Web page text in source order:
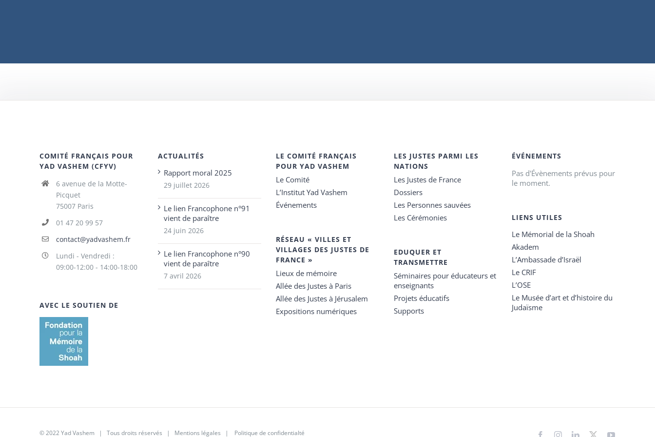
COMITÉ FRANÇAIS POUR
YAD VASHEM (CFYV)
6 avenue de la Motte-
Picquet
75007 Paris
01 47 20 99 57
contact@yadvashem.fr
Lundi - Vendredi :
09:00-12:00 - 14:00-18:00
AVEC LE SOUTIEN DE
ACTUALITÉS
Rapport moral 2025
29 juillet 2026
Le lien Francophone n°91
vient de paraître
24 juin 2026
Le lien Francophone n°90
vient de paraître
7 avril 2026
LE COMITÉ FRANÇAIS
POUR YAD VASHEM
Le Comité
L’Institut Yad Vashem
Événements
RÉSEAU « VILLES ET
VILLAGES DES JUSTES DE
FRANCE »
Lieux de mémoire
Allée des Justes à Paris
Allée des Justes à Jérusalem
Expositions numériques
LES JUSTES PARMI LES
NATIONS
Les Justes de France
Dossiers
Les Personnes sauvées
Les Cérémonies
EDUQUER ET
TRANSMETTRE
Séminaires pour éducateurs et
enseignants
Projets éducatifs
Supports
ÉVÉNEMENTS
Pas d'Évènements prévus pour
le moment.
LIENS UTILES
Le Mémorial de la Shoah
Akadem
L’Ambassade d’Israël
Le CRIF
L’OSE
Le Musée d’art et d’histoire du
Judaïsme
© 2022 Yad Vashem | Tous droits réservés | Mentions légales | Politique de confidentialté FacebookInstagramLinkedIn
X YouTube